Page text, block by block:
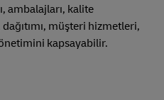
ambalajları, kalite
müşteri hizmetleri,
kapsayabilir.